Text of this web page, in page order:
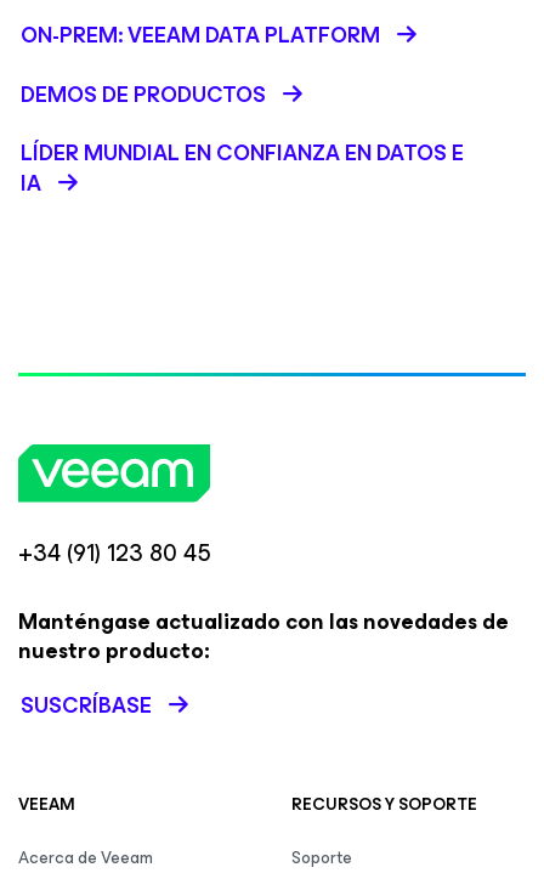
ON-PREM: VEEAM DATA PLATFORM
DEMOS DE PRODUCTOS
LÍDER MUNDIAL EN CONFIANZA EN DATOS E
IA
+34 (91) 123 80 45
Manténgase actualizado con las novedades de
nuestro producto:
SUSCRÍBASE
VEEAM
Acerca de Veeam
RECURSOS Y SOPORTE
Soporte